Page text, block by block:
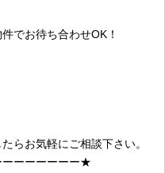
でお待ち合わせOK！
らお気軽にご相談下さい。
ーーーーーーー★